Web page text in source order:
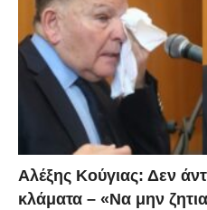
Αλέξης Κούγιας: Δεν
κλάματα – «Να μην